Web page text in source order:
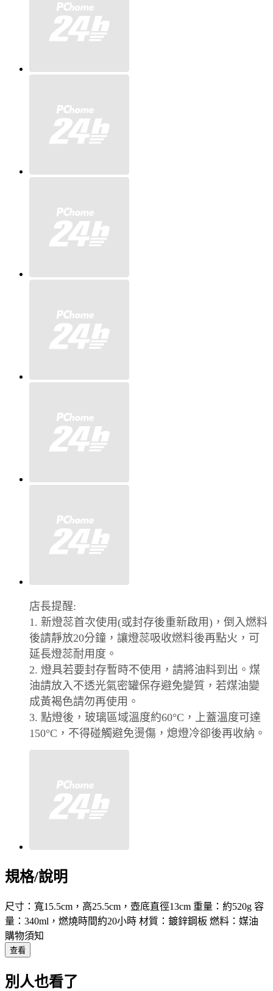
店長提醒:
1. 新燈蕊首次使用(或封存後重新啟用)，倒入燃料
後請靜放20分鐘，讓燈蕊吸收燃料後再點火，可
延長燈蕊耐用度。
2. 燈具若要封存暫時不使用，請將油料到出。煤
油請放入不透光氣密罐保存避免變質，若煤油變
成黃褐色請勿再使用。
3. 點燈後，玻璃區域溫度約60°C，上蓋溫度可達
150°C，不得碰觸避免燙傷，熄燈冷卻後再收納。
規格/說明
尺寸：寬15.5cm，高25.5cm，壺底直徑13cm 重量：約520g 容
量：340ml，燃燒時間約20小時 材質：鍍鋅鋼板 燃料：媒油
購物須知
查看
別人也看了